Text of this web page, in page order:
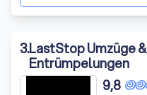
3.LastStop Umzüge &
Entrümpelungen
9,8